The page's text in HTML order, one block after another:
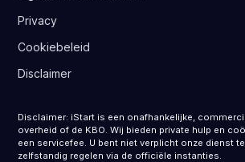
Privacy
Cookiebeleid
Disclaimer
Disclaimer: iStart is een onafhankelijke,
overheid of de KBO. Wij bieden private hulp en
een servicefee. U bent niet verplicht onze dienst
zelfstandig regelen via de officiële instanties.